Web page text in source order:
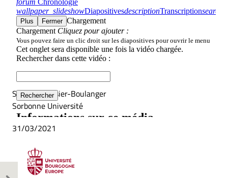
Sylvaine Fassier-Boulanger
Sorbonne Université
31/03/2021